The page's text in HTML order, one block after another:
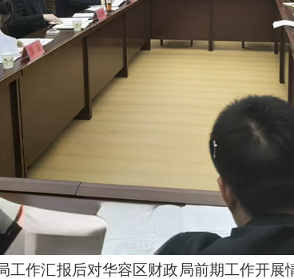
汇报后对华容区财政局前期工作开展